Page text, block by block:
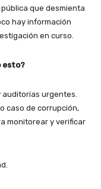
que desmienta
hay información
en curso.
esto?
auditorías urgentes.
caso de corrupción,
monitorear y verificar